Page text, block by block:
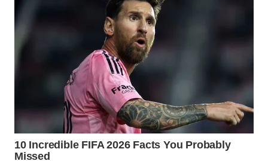
WN
BOGOR